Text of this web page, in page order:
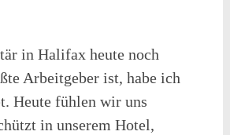
in Halifax heute noch
Arbeitgeber ist, habe ich
Heute fühlen wir uns
in unserem Hotel,